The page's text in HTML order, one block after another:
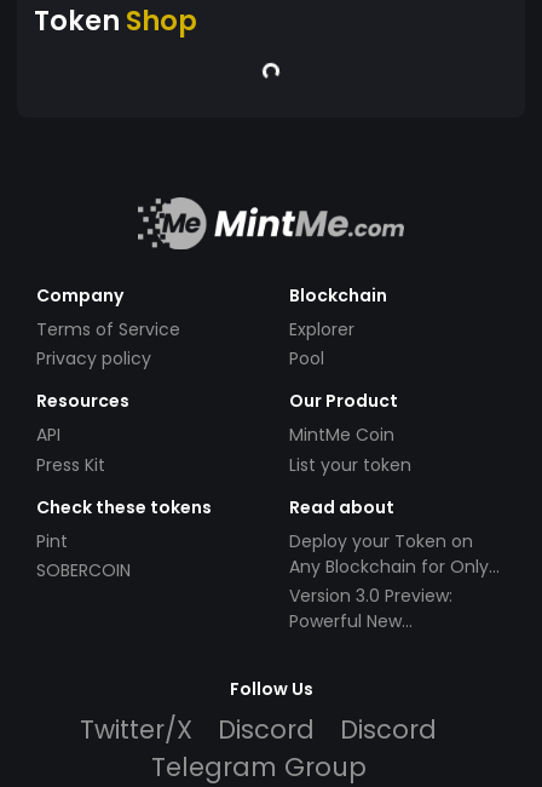
Token Shop
Company
Terms of Service
Privacy policy
Blockchain
Explorer
Pool
Resources
API
Press Kit
Our Product
MintMe Coin
List your token
Check these tokens
Pint
SOBERCOIN
Read about
Deploy your Token on
Any Blockchain for Only
$49!
Version 3.0 Preview:
Powerful New
Follow Us
Twitter/X Discord
Discord
Telegram Group